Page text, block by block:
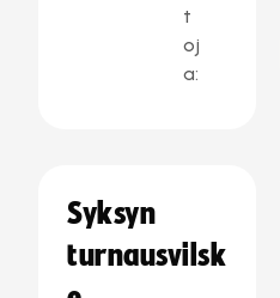
t
oj
a:
Syksyn
turnausvilsk